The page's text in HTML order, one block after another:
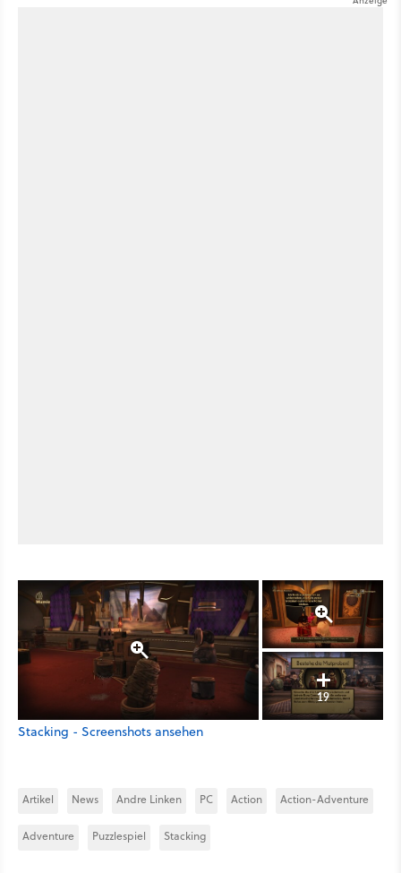
19
Stacking - Screenshots ansehen
Artikel News Andre Linken PC Action Action-Adventure
Adventure Puzzlespiel Stacking